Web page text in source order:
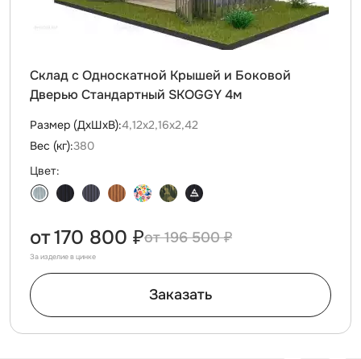
Склад с Односкатной Крышей и Боковой
Дверью Стандартный SKOGGY 4м
Размер (ДxШxВ):4,12х2,16х2,42
Вес (кг):380
Цвет:
196 500 ₽
от170 800 ₽
За изделие в цинке
Заказать